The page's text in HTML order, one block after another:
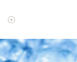
ALTERNATIVE